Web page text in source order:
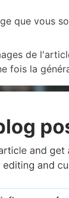
que vous
de
fois la